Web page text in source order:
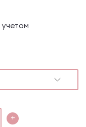
учетом
+